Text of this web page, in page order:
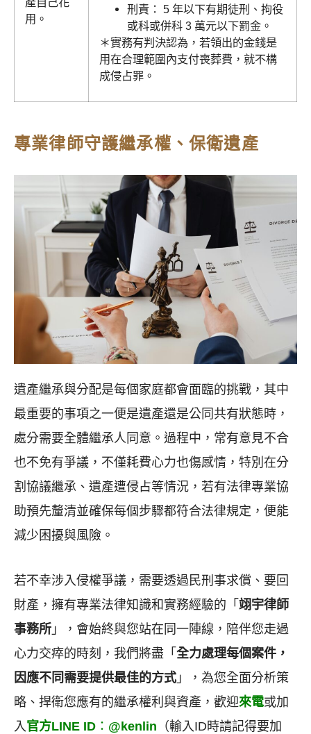
用。
刑責： 5 年以下有期徒刑、拘役
或科或併科 3 萬元以下罰金。
＊實務有判決認為，若領出的金錢是
用在合理範圍內支付喪葬費，就不構
成侵占罪。
專業律師守護繼承權、保衛遺產
遺產繼承與分配是每個家庭都會面臨的挑戰，其中
最重要的事項之一便是遺產還是公同共有狀態時，
處分需要全體繼承人同意。過程中，常有意見不合
也不免有爭議，不僅耗費心力也傷感情，特別在分
割協議繼承、遺產遭侵占等情況，若有法律專業協
助預先釐清並確保每個步驟都符合法律規定，便能
減少困擾與風險。
若不幸涉入侵權爭議，需要透過民刑事求償、要回
財產，擁有專業法律知識和實務經驗的「 翊宇律師
事務所 」，會始終與您站在同一陣線，陪伴您走過
心力交瘁的時刻，我們將盡「 全力處理每個案件，
因應不同需要提供最佳的方式」，為您全面分析策
略、捍衛您應有的繼承權利與資產，歡迎來電或加
入 官方LINE ID ： @kenlin （輸入ID時請記得要加